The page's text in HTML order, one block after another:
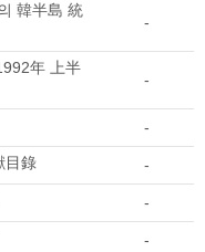
韓半島 統
-
年 上半
-
-
目錄 -
-
-